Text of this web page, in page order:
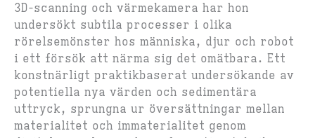
3D-scanning och värmekamera har hon
undersökt subtila processer i olika
rörelsemönster hos människa, djur och robot
i ett försök att närma sig det omätbara. Ett
konstnärligt praktikbaserat undersökande av
potentiella nya värden och sedimentära
uttryck, sprungna ur översättningar mellan
materialitet och immaterialitet genom